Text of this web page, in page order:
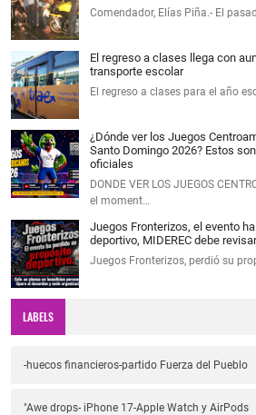
Comendador, Elías Piña.- El
El regreso a clases llega con
transporte escolar
El regreso a clases para el año
¿Dónde ver los Juegos
Santo Domingo 2026? Estos
oficiales
DONDE VER LOS JUEGOS
el moment…
Juegos Fronterizos, el evento
deportivo, MIDEREC debe
Juegos Fronterizos, perdió su
LABELS
-huecos financieros-partido Fuerza del Pueblo
"Awe drops- iPhone 17-Apple Watch y AirPods